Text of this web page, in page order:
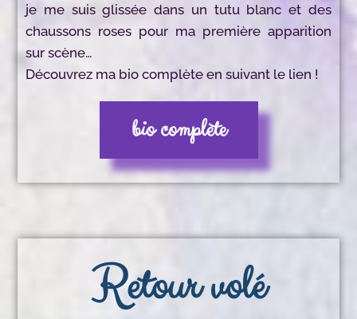
je me suis glissée dans un tutu blanc et des
chaussons roses pour ma première apparition
sur scène…
Découvrez ma bio complète en suivant le lien !
bio complète
Retour volé